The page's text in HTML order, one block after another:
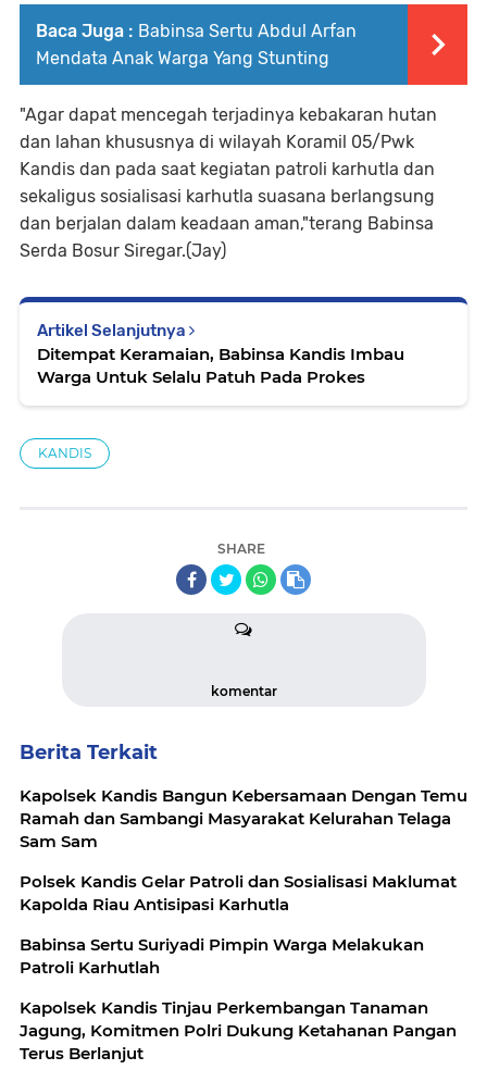
Baca Juga : Babinsa Sertu Abdul Arfan
Mendata Anak Warga Yang Stunting
"Agar dapat mencegah terjadinya kebakaran hutan
dan lahan khususnya di wilayah Koramil 05/Pwk
Kandis dan pada saat kegiatan patroli karhutla dan
sekaligus sosialisasi karhutla suasana berlangsung
dan berjalan dalam keadaan aman,"terang Babinsa
Serda Bosur Siregar.(Jay)
Artikel Selanjutnya
Ditempat Keramaian, Babinsa Kandis Imbau
Warga Untuk Selalu Patuh Pada Prokes
KANDIS
SHARE
komentar
Berita Terkait
Kapolsek Kandis Bangun Kebersamaan Dengan Temu
Ramah dan Sambangi Masyarakat Kelurahan Telaga
Sam Sam
Polsek Kandis Gelar Patroli dan Sosialisasi Maklumat
Kapolda Riau Antisipasi Karhutla
Babinsa Sertu Suriyadi Pimpin Warga Melakukan
Patroli Karhutlah
Kapolsek Kandis Tinjau Perkembangan Tanaman
Jagung, Komitmen Polri Dukung Ketahanan Pangan
Terus Berlanjut